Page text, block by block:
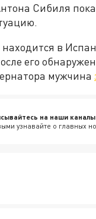
Сибиля
в
его
мужчина
на наши каналы
узнавайте о главных